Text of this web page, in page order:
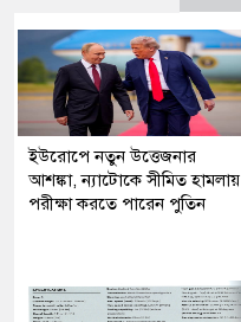
ইউরোপে নতুন উত্তেজনার
আশঙ্কা, ন্যাটোকে সীমিত হামলায়
পরীক্ষা করতে পারেন পুতিন